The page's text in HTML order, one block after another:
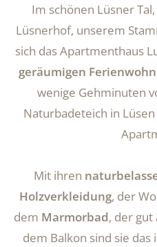
Im schönen Lüsner
Lüsnerhof, unserem
sich das Apartmenthaus
geräumigen
wenige Gehminuten
Naturbadeteich in
Mit ihren
Holzverkleidung, der
dem Marmorbad, der gut
dem Balkon sind sie